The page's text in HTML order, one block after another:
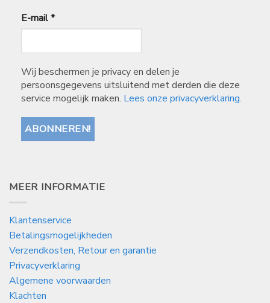
E-mail*
Wij beschermen je privacy en delen je
persoonsgegevens uitsluitend met derden die deze
service mogelijk maken. Lees onze privacyverklaring.
MEER INFORMATIE
Klantenservice
Betalingsmogelijkheden
Verzendkosten, Retour en garantie
Privacyverklaring
Algemene voorwaarden
Klachten